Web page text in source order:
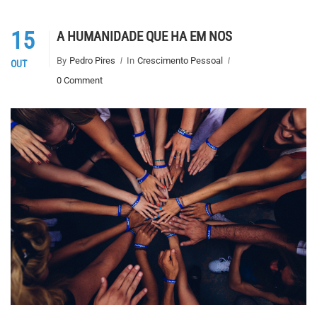
15
OUT
A HUMANIDADE QUE HÁ EM NÓS
By Pedro Pires In Crescimento Pessoal
0 Comment